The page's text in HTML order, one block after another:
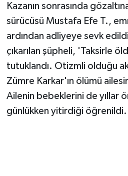
Kazanın sonrasında
sürücüsü Mustafa Efe T.,
ardından adliyeye sevk
çıkarılan şüpheli, 'Taksirle
tutuklandı. Otizmli olduğu
Zümre Karkar'ın ölümü
Ailenin bebeklerini de yıllar
günlükken yitirdiği öğrenildi.